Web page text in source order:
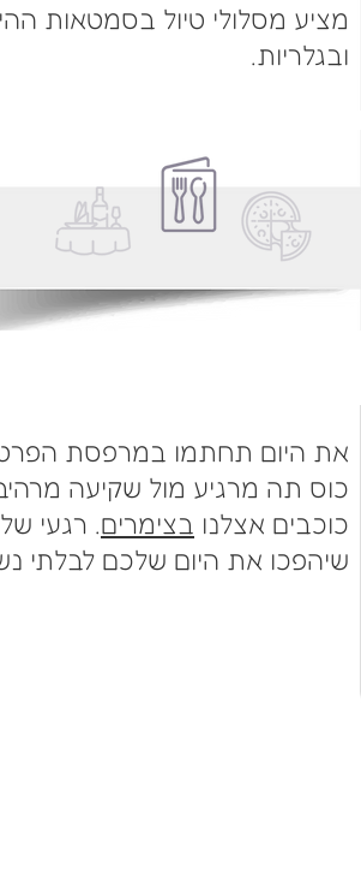
מציע מסלולי טיול בסמטאות
ובגלריות.
את היום תחתמו במרפסת
כוס תה מרגיע מול שקיעה
כוכבים אצלנו בצימרים. רגעי
שיהפכו את היום שלכם לבלתי